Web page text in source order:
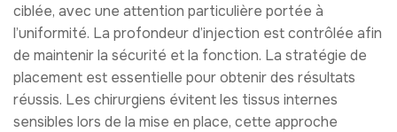
ciblée, avec une attention particulière portée à
l’uniformité. La profondeur d’injection est contrôlée afin
de maintenir la sécurité et la fonction. La stratégie de
placement est essentielle pour obtenir des résultats
réussis. Les chirurgiens évitent les tissus internes
sensibles lors de la mise en place, cette approche